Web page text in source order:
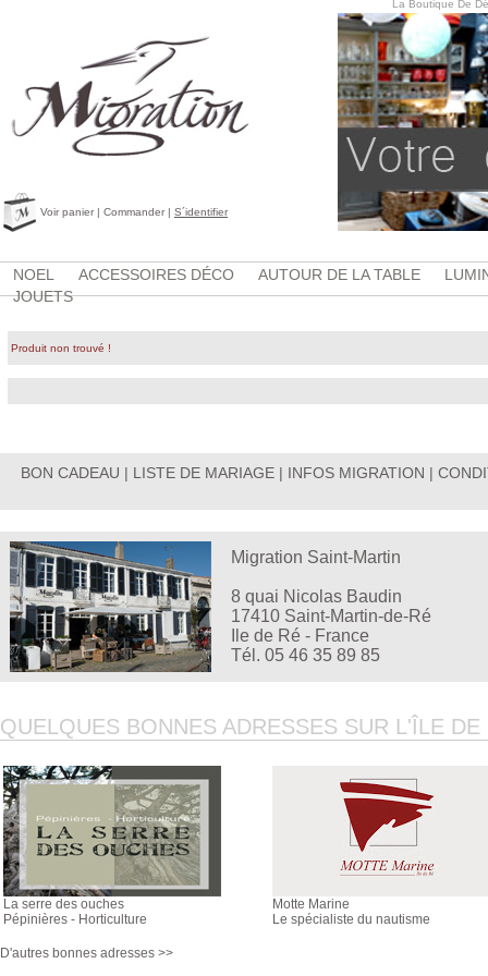
La Boutique De
Voir panier | Commander | S´identifier
NOEL ACCESSOIRES DÉCO AUTOUR DE LA TABLE
JOUETS
Produit non trouvé !
BON CADEAU | LISTE DE MARIAGE| INFOS MIGRATION |
Migration Saint-Martin
8 quai Nicolas Baudin
17410 Saint-Martin-de-Ré
Ile de Ré - France
Tél. 05 46 35 89 85
QUELQUES BONNES ADRESSES SUR L'ÎLE DE
La serre des ouches
Pépinières - Horticulture
Motte Marine
Le spécialiste du nautisme
D'autres bonnes adresses >>